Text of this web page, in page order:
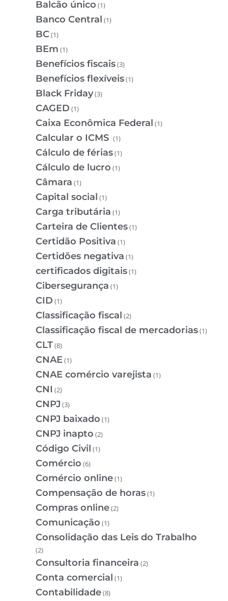
Balcão único (1)
Banco Central (1)
BC(1)
BEm (1)
Benefícios fiscais(3)
Benefícios flexíveis(1)
Black Friday(3)
CAGED (1)
Caixa Econômica Federal (1)
Calcular o ICMS (1)
Cálculo de férias(1)
Cálculo de lucro (1)
Câmara (1)
Capital social (1)
Carga tributária (1)
Carteira de Clientes(1)
Certidão Positiva (1)
Certidões negativa (1)
certificados digitais(1)
Cibersegurança (1)
CID (1)
Classificação fiscal (2)
Classificação fiscal de mercadorias(1)
CLT(8)
CNAE(1)
CNAE comércio varejista (1)
CNI (2)
CNPJ (3)
CNPJ baixado (1)
CNPJ inapto (2)
Código Civil (1)
Comércio (6)
Comércio online(1)
Compensação de horas(1)
Compras online(2)
Comunicação (1)
Consolidação das Leis do Trabalho
(2)
Consultoria financeira (2)
Conta comercial (1)
Contabilidade(8)